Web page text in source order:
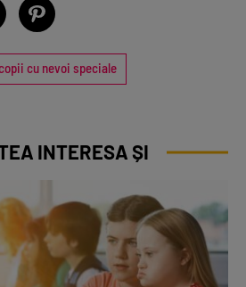
cu nevoi speciale
INTERESA ȘI